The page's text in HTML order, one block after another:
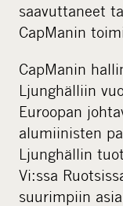
saavuttaneet
CapManin
CapManin
Ljunghälliin
Euroopan
alumiinisten
Ljunghällin
Vi:ssa
suurimpiin